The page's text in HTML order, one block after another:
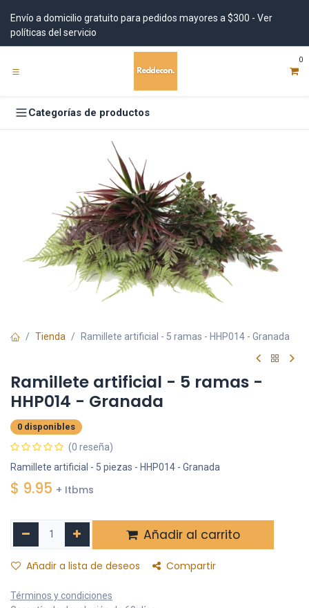
Envío a domicilio gratuito para pedidos mayores a $300 - Ver
políticas del servicio
0
Categorías de productos
Tienda Ramillete artificial - 5 ramas - HHP014 - Granada
Ramillete artificial - 5 ramas -
HHP014 - Granada
0 disponibles
(0 reseña)
Ramillete artificial - 5 piezas - HHP014 - Granada
$ 9.95 + Itbms
Añadir al carrito
Añadir a lista de deseos Compartir
Términos y condiciones